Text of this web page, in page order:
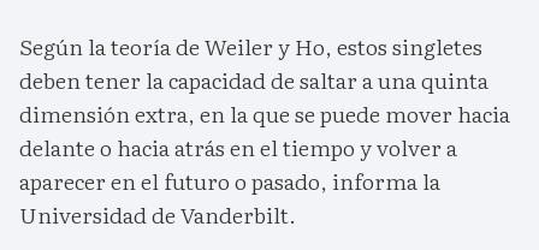
Según la teoría de Weiler y Ho, estos singletes
deben tener la capacidad de saltar a una quinta
dimensión extra, en la que se puede mover hacia
delante o hacia atrás en el tiempo y volver a
aparecer en el futuro o pasado, informa la
Universidad de Vanderbilt.